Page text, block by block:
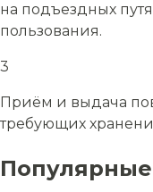
на подъездных
пользования.
3
Приём и выдача
требующих